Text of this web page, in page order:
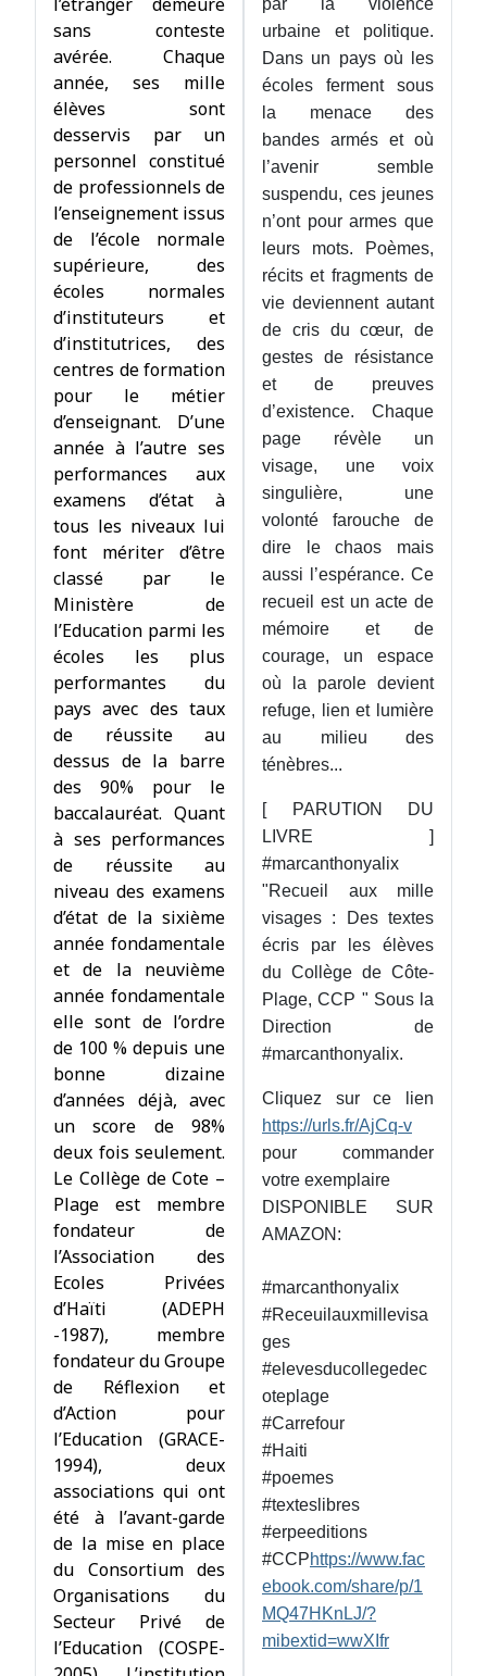
sans conteste
avérée. Chaque
année, ses mille
élèves sont
desservis par un
personnel constitué
de professionnels de
l’enseignement issus
de l’école normale
supérieure, des
écoles normales
d’instituteurs et
d’institutrices, des
centres de formation
pour le métier
d’enseignant. D’une
année à l’autre ses
performances aux
examens d’état à
tous les niveaux lui
font mériter d’être
classé par le
Ministère de
l’Education parmi les
écoles les plus
performantes du
pays avec des taux
de réussite au
dessus de la barre
des 90% pour le
baccalauréat. Quant
à ses performances
de réussite au
niveau des examens
d’état de la sixième
année fondamentale
et de la neuvième
année fondamentale
elle sont de l’ordre
de 100 % depuis une
bonne dizaine
d’années déjà, avec
un score de 98%
deux fois seulement.
Le Collège de Cote –
Plage est membre
fondateur de
l’Association des
Ecoles Privées
d’Haïti (ADEPH
-1987), membre
fondateur du Groupe
de Réflexion et
d’Action pour
l’Education (GRACE-
1994), deux
associations qui ont
été à l’avant-garde
de la mise en place
du Consortium des
Organisations du
Secteur Privé de
l’Education (COSPE-
par la violence
urbaine et politique.
Dans un pays où les
écoles ferment sous
la menace des
bandes armés et où
l’avenir semble
suspendu, ces jeunes
n’ont pour armes que
leurs mots. Poèmes,
récits et fragments de
vie deviennent autant
de cris du cœur, de
gestes de résistance
et de preuves
d’existence. Chaque
page révèle un
visage, une voix
singulière, une
volonté farouche de
dire le chaos mais
aussi l’espérance. Ce
recueil est un acte de
mémoire et de
courage, un espace
où la parole devient
refuge, lien et lumière
au milieu des
ténèbres...
[ PARUTION DU
LIVRE ]
#marcanthonyalix
"Recueil aux mille
visages : Des textes
écris par les élèves
du Collège de Côte-
Plage, CCP " Sous la
Direction de
#marcanthonyalix.
Cliquez sur ce lien
https://urls.fr/AjCq-v
pour commander
votre exemplaire
DISPONIBLE SUR
AMAZON:
#marcanthonyalix
#Receuilauxmillevisa
ges
#elevesducollegedec
oteplage
#Carrefour
#Haiti
#poemes
#texteslibres
#erpeeditions
#CCPhttps://www.fac
ebook.com/share/p/1
MQ47HKnLJ/?
mibextid=wwXIfr